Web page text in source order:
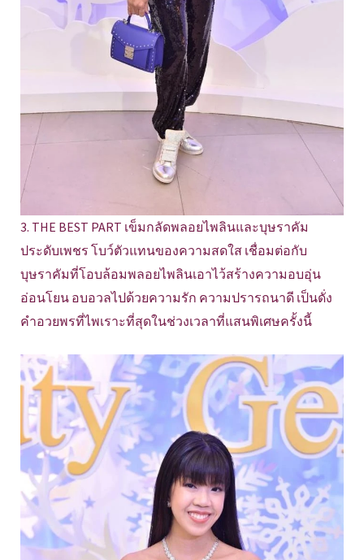
3. THE BEST PART เข็มกลัดพลอยไพลินและบุษราคัม
ประดับเพชร โบว์ตัวแทนของความสดใส เชื่อมต่อกับ
บุษราคัมที่โอบล้อมพลอยไพลินเอาไว้สร้างความอบอุ่น
อ่อนโยน อบอวลไปด้วยความรัก ความปรารถนาดี เป็นดั่ง
คำอวยพรที่ไพเราะที่สุดในช่วงเวลาที่แสนพิเศษครั้งนี้